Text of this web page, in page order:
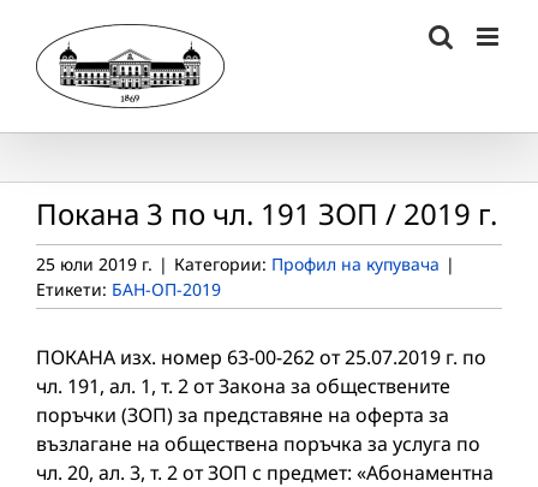
content
Покана 3 по чл. 191 ЗОП / 2019 г.
25 юли 2019 г. | Категории: Профил на купувача |
Етикети: БАН-ОП-2019
ПОКАНА изх. номер 63-00-262 от 25.07.2019 г. по
чл. 191, ал. 1, т. 2 от Закона за обществените
поръчки (ЗОП) за представяне на оферта за
възлагане на обществена поръчка за услуга по
чл. 20, ал. 3, т. 2 от ЗОП с предмет: «Абонаментна